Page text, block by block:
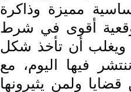
مميزة وذاكرة
أقوى في شرط
ويغلب أن تأخذ شكل
فيها اليوم، مع
ولمن يثيرونها